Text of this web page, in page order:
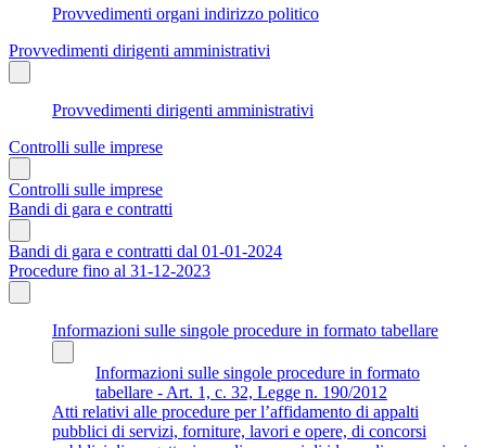
Provvedimenti organi indirizzo politico
Provvedimenti dirigenti amministrativi
Provvedimenti dirigenti amministrativi
Controlli sulle imprese
Controlli sulle imprese
Bandi di gara e contratti
Bandi di gara e contratti dal 01-01-2024
Procedure fino al 31-12-2023
Informazioni sulle singole procedure in formato tabellare
Informazioni sulle singole procedure in formato
tabellare - Art. 1, c. 32, Legge n. 190/2012
Atti relativi alle procedure per l’affidamento di appalti
pubblici di servizi, forniture, lavori e opere, di concorsi